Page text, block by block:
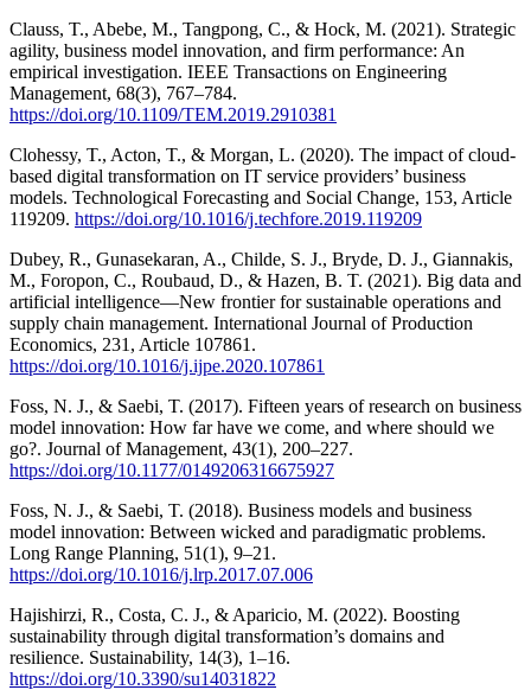
Clauss, T., Abebe, M., Tangpong, C., & Hock, M. (2021). Strategic
agility, business model innovation, and firm performance: An
empirical investigation. IEEE Transactions on Engineering
Management, 68(3), 767–784.
https://doi.org/10.1109/TEM.2019.2910381
Clohessy, T., Acton, T., & Morgan, L. (2020). The impact of cloud-
based digital transformation on IT service providers’ business
models. Technological Forecasting and Social Change, 153, Article
119209. https://doi.org/10.1016/j.techfore.2019.119209
Dubey, R., Gunasekaran, A., Childe, S. J., Bryde, D. J., Giannakis,
M., Foropon, C., Roubaud, D., & Hazen, B. T. (2021). Big data and
artificial intelligence—New frontier for sustainable operations and
supply chain management. International Journal of Production
Economics, 231, Article 107861.
https://doi.org/10.1016/j.ijpe.2020.107861
Foss, N. J., & Saebi, T. (2017). Fifteen years of research on business
model innovation: How far have we come, and where should we
go?. Journal of Management, 43(1), 200–227.
https://doi.org/10.1177/0149206316675927
Foss, N. J., & Saebi, T. (2018). Business models and business
model innovation: Between wicked and paradigmatic problems.
Long Range Planning, 51(1), 9–21.
https://doi.org/10.1016/j.lrp.2017.07.006
Hajishirzi, R., Costa, C. J., & Aparicio, M. (2022). Boosting
sustainability through digital transformation’s domains and
resilience. Sustainability, 14(3), 1–16.
https://doi.org/10.3390/su14031822